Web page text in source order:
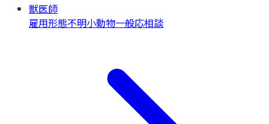
獣医師
雇用形態不明小動物一般応相談